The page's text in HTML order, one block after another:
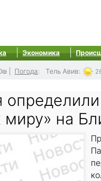
Экономика
Погода: Тель Авив:
миру» на